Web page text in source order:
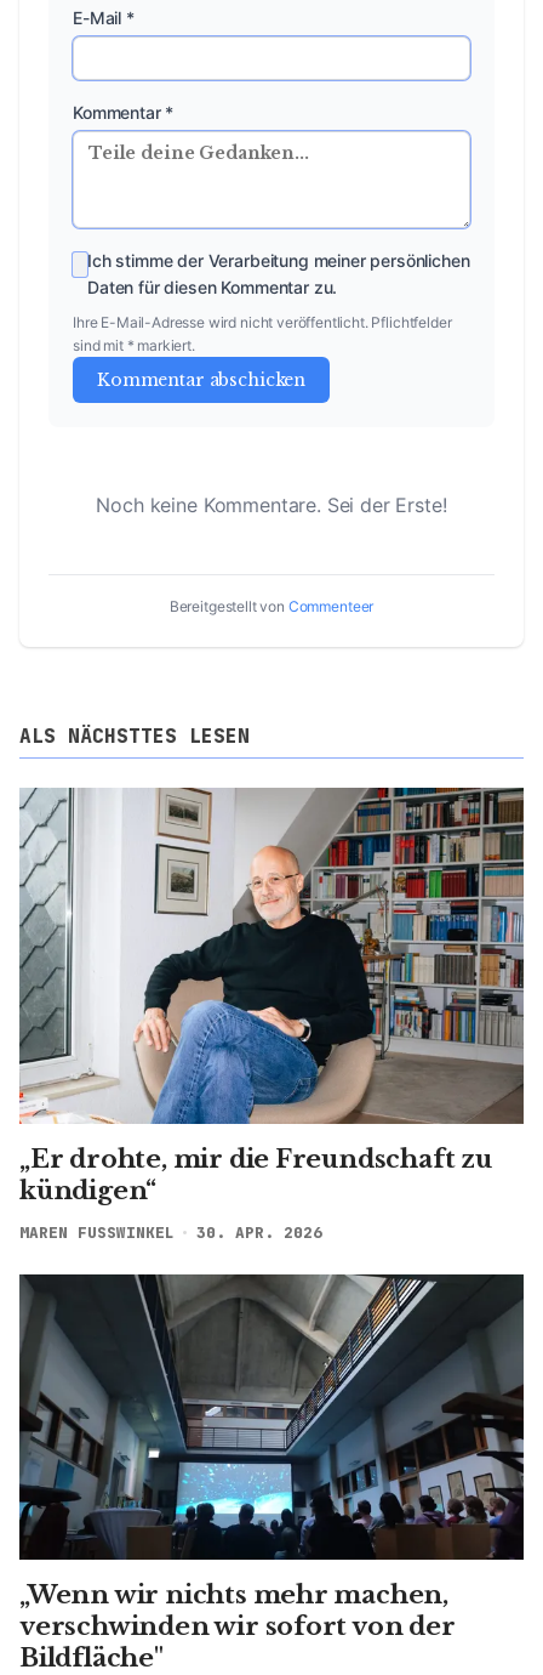
E-Mail *
Kommentar *
Ich stimme der Verarbeitung meiner persönlichen
Daten für diesen Kommentar zu.
Ihre E-Mail-Adresse wird nicht veröffentlicht. Pflichtfelder
sind mit * markiert.
Kommentar abschicken
Noch keine Kommentare. Sei der Erste!
Bereitgestellt von Commenteer
ALS NÄCHSTTES LESEN
„Er drohte, mir die Freundschaft zu
kündigen“
MAREN FUSSWINKEL 30. APR. 2026
„Wenn wir nichts mehr machen,
verschwinden wir sofort von der
Bildfläche"